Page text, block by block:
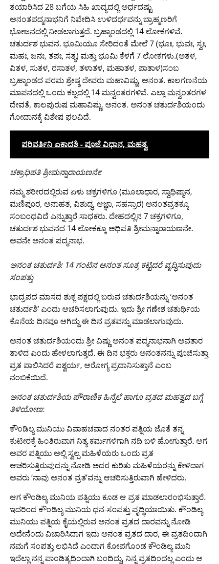
ತಯಾರಿಸಿದ 28 ಬಗೆಯ ಸಿಹಿ ಖಾದ್ಯದಲ್ಲಿ ಅರ್ಧದಷ್ಟು
ಅನಂತಪದ್ಮನಾಭನಿಗೆ ನಿವೇದಿಸಿ ಉಳಿದರ್ಧವನ್ನು ಬ್ರಾಹ್ಮಣರಿಗೆ
ಭೋಜನದಲ್ಲಿ ನೀಡಲಾಗುತ್ತದೆ. ಬ್ರಹ್ಮಾಂಡದಲ್ಲಿ 14 ಲೋಕಗಳಿವೆ.
ಚತುರ್ದಶ ಭುವನ. ಭೂಮಿಯೂ ಸೇರಿದಂತೆ ಮೇಲೆ 7 (ಭೂಃ, ಭುವಃ, ಸ್ವಃ,
ಮಹಃ, ಜನಃ, ತಪಃ, ಸತ್ಯ) ಮತ್ತು ಭೂಮಿ ಕೆಳಗೆ 7 ಲೋಕಗಳು.(ಅತಳ,
ವಿತಳ, ಸುತಳ, ರಸಾತಳ, ತಳಾತಳ, ಮಹಾತಳ, ಪಾತಾಳ)ಸಂಬ
ಬ್ರಹ್ಮಾಂಡದ ಪರಮ ಶ್ರೇಷ್ಠ ದೇವರು ಮಹಾವಿಷ್ಣು, ಅನಂತ. ಕಾಲಗಣನೆಯ
ಮಾಪನದಲ್ಲಿ ಒಂದು ಕಲ್ಪದಲ್ಲಿ 14 ಮನ್ವಂತರಗಳಿವೆ. ಎಲ್ಲಾ ಮನ್ವಂತರಗಳ
ದೇವತೆ, ಕಾಲಪುರುಷ ಮಹಾವಿಷ್ಣು, ಅನಂತ. ಅನಂತ ಚತುರ್ದಶಿಯಂದು
ಗೋದಾನಕ್ಕೆ ವಿಶೇಷ ಫ‌ಲವಿದೆ.
ಪರಿವರ್ತಿನಿ ಏಕಾದಶಿ - ಪೂಜೆ ವಿಧಾನ, ಮಹತ್ವ
ಚಕ್ರಾಧಿಪತಿ ಶ್ರೀಮನ್ನಾರಾಯಣನೇ:
ನಮ್ಮ ಶರೀರದಲ್ಲಿರುವ ಏಳು ಚಕ್ರಗಳಿಗೂ (ಮೂಲಾಧಾರ, ಸ್ವಾಧಿಷ್ಠಾನ,
ಮಣಿಪೂರ, ಅನಾಹತ, ವಿಶುದ್ಧ, ಆಜ್ಞಾ, ಸಹಸ್ರಾರ) ಅನಂತವ್ರತಕ್ಕೂ
ಸಂಬಂಧವಿದೆ ಎನ್ನುತ್ತಾರೆ ಸಾಧಕರು. ದೇಹದಲ್ಲಿನ 7 ಚಕ್ರಗಳಿಗೂ,
ಚತುರ್ದಶ ಭುವನದ 14 ಲೋಕಕ್ಕೂ ಅಧಿಪತಿ ಶ್ರೀಮನ್ನಾರಾಯಣನೇ.
ಅವನೇ ಅನಂತ ಪದ್ಮನಾಭ.
ಅನಂತ ಚತುರ್ದಶಿ: 14 ಗಂಟಿನ ಅನಂತ ಸೂತ್ರ ಕಟ್ಟಿದರೆ ವೃದ್ಧಿಸುವುದು
ಸಂಪತ್ತು
ಭಾದ್ರಪದ ಮಾಸದ ಶುಕ್ಲ ಪಕ್ಷದಲ್ಲಿ ಬರುವ ಚತುರ್ದಶಿಯನ್ನು ‘ಅನಂತ
ಚತುರ್ದಶಿ’ ಎಂದು ಆಚರಿಸಲಾಗುವುದು. ಇದು ಶ್ರೀ ಗಣೇಶ ಚತುರ್ಥಿಯ
ಕೊನೆಯ ದಿನವೂ ಆಗಿದ್ದು ಈ ದಿನ ವ್ರತವನ್ನು ಮಾಡಲಾಗುವುದು.
ಅನಂತ ಚತುರ್ದಶಿಯಂದು ಶ್ರೀ ವಿಷ್ಣು ಅನಂತ ಪದ್ಮನಾಭನಾಗಿ ಅವತಾರ
ತಾಳಿದ ಎಂದು ಹೇಳಲಾಗುತ್ತದೆ. ಈ ದಿನ ಭಕ್ತರು ಅನಂತನನ್ನು ಪೂಜಿಸುತ್ತಾ
ವ್ರತ ಪಾಲಿಸಿದರೆ ಐಶ್ವರ್ಯ, ಆರೋಗ್ಯ ಪ್ರದಾನಿಸುತ್ತಾನೆ ಎಂಬ
ನಂಬಿಕೆಯಿದೆ.
ಅನಂತ ಚತುರ್ದಶಿಯ ಪೌರಾಣಿಕ ಹಿನ್ನೆಲೆ ಹಾಗೂ ವ್ರತದ ಮಹತ್ವದ ಬಗ್ಗೆ
ತಿಳಿಯೋಣ:
ಕೌಂಡಿಲ್ಯ ಮುನಿಯು ವಿವಾಹಚವಾದ ನಂತರ ಪತ್ನಿಯ ಜೊತೆ ತನ್ನ
ಕುಟೀರಕ್ಕೆ ಹಿಂತಿರುವಾಗ ನಿತ್ಯ ಕರ್ಮಗಳಿಗಾಗಿ ನದಿ ಬಳಿ ಹೋಗುತ್ತಾರೆ. ಆಗ
ಅವರ ಪತ್ನಿಯು ಅಲ್ಲಿ ಸ್ವಲ್ಪ ಮಹಿಳೆಯರು ಒಂದು ವ್ರತ
ಆಚರಿಸುತ್ತಿರುವುದನ್ನು ನೋಡಿ ಅದರ ಕುರಿತು ಮಹಿಳೆಯರನ್ನು ಕೇಳಿದಾಗ
ಅವರು ‘ನಾವು ಅನಂತ ವ್ರತ’ವನ್ನು ಆಚರಿಸುತ್ತಿರುವಾಗಿ ಹೇಳಿದರು.
ಆಗ ಕೌಂಡಿಲ್ಯ ಮುನಿಯ ಪತ್ನಿಯು ಕೂಡ ಆ ವ್ರತ ಮಾಡಲಾರಂಭಿಸುತ್ತಾರೆ.
ಇದರಿಂದ ಕೌಂಡಿಲ್ಯ ಮುನಿಯ ಧನ-ಸಂಪತ್ತು ವೃದ್ಧಿಯಾಯಿತು. ಕೌಂಡಿಲ್ಯ
ಮುನಿಯು ಪತ್ನಿಯ ಕೈಯಲ್ಲಿರುವ ಅನಂತ ವ್ರತದ ದಾರವನ್ನು ನೋಡಿ
ಅದೇನೆಂದು ವಿಚಾರಿಸಿದಾಗ ಇದು ಅನಂತ ವ್ರತದ ದಾರ, ಈ ವ್ರತದಿಂದಾಗಿ
ನಮಗೆ ಸಂಪತ್ತು ಲಭಿಸಿದೆ ಎಂದಾಗ ಕೋಪಗೊಂಡ ಕೌಂಡಿಲ್ಯ ಮುನಿ
ಇದೆಲ್ಲಾ ನನ್ನ ಪಾಂಡಿತ್ಯದಿಂದಾಗಿ ಬಂದಿದ್ದು, ನಿನ್ನ ವ್ರತದಿಂದಲ್ಲ ಎಂದು ಆ